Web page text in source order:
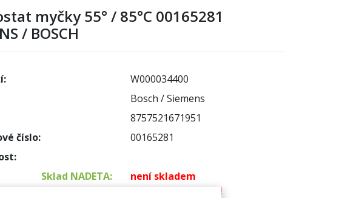
myčky 55° / 85°C 00165281
/ BOSCH
W000034400
Bosch / Siemens
8757521671951
číslo:
00165281
Sklad NADETA:
není skladem
! Termín na dotaz !